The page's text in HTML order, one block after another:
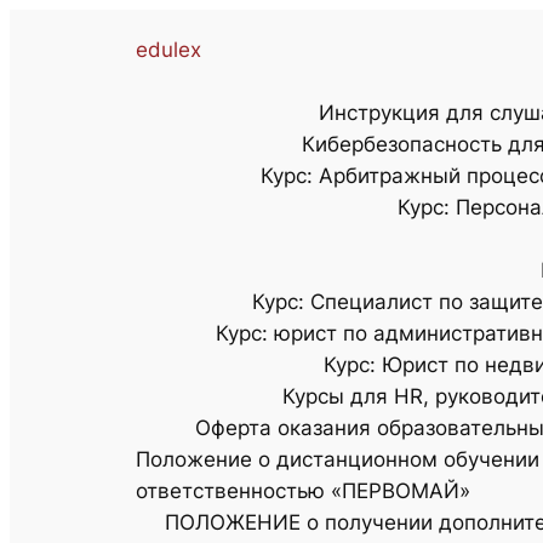
edulex
Инструкция для
Кибербезопасность
Курс: Арбитражный
Курс:
Курс: Специалист по
Курс: юрист по
Курс: Юрист по
Курсы для HR,
Оферта оказания
Положение о дистанционном
ответственностью «ПЕРВОМАЙ»
ПОЛОЖЕНИЕ о получении